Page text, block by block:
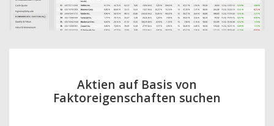
Aktien auf Basis von
Faktoreigenschaften suchen